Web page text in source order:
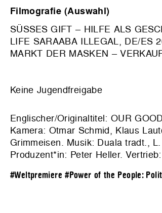
Filmografie (Auswahl)
SÜSSES GIFT – HILFE ALS
LIFE SARAABA ILLEGAL, DE/ES
MARKT DER MASKEN –
Keine Jugendfreigabe
Englischer/Originaltitel: OUR
Kamera: Otmar Schmid, Klaus
Grimmeisen. Musik: Duala tradt.,
Produzent*in: Peter Heller. Vertrieb:
#Weltpremiere #Power of the People: